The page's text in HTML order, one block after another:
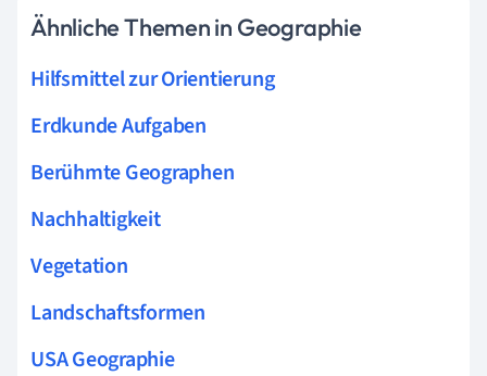
Ähnliche Themen in Geographie
Hilfsmittel zur Orientierung
Erdkunde Aufgaben
Berühmte Geographen
Nachhaltigkeit
Vegetation
Landschaftsformen
USA Geographie